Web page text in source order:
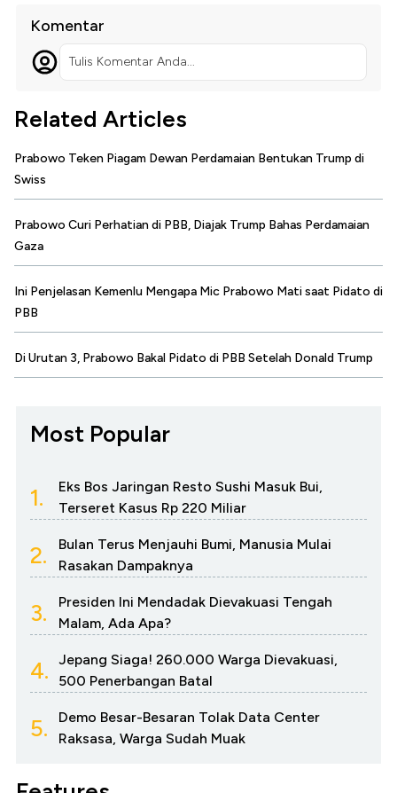
Komentar
Tulis Komentar Anda...
Related Articles
Prabowo Teken Piagam Dewan Perdamaian Bentukan Trump di
Swiss
Prabowo Curi Perhatian di PBB, Diajak Trump Bahas Perdamaian
Gaza
Ini Penjelasan Kemenlu Mengapa Mic Prabowo Mati saat Pidato di
PBB
Di Urutan 3, Prabowo Bakal Pidato di PBB Setelah Donald Trump
Most Popular
1.
Eks Bos Jaringan Resto Sushi Masuk Bui,
Terseret Kasus Rp 220 Miliar
2.
Bulan Terus Menjauhi Bumi, Manusia Mulai
Rasakan Dampaknya
3.
Presiden Ini Mendadak Dievakuasi Tengah
Malam, Ada Apa?
4.
Jepang Siaga! 260.000 Warga Dievakuasi,
500 Penerbangan Batal
5.
Demo Besar-Besaran Tolak Data Center
Raksasa, Warga Sudah Muak